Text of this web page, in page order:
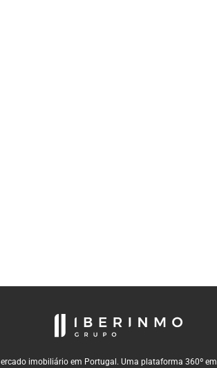
imobiliário em Portugal. Uma plataforma 360º em